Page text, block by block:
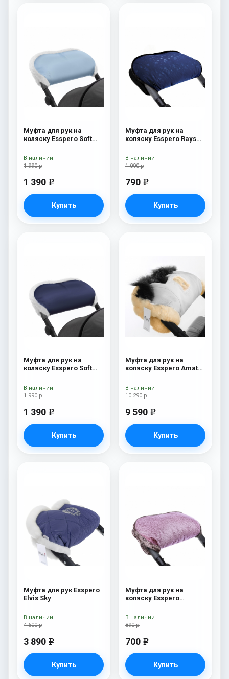
Муфта для рук на
коляску Esspero Soft
1 990 р
1 390 e
Купить
В наличии
Муфта для рук на
коляску Esspero Rays
1 090 р
790 e
Купить
В наличии
Муфта для рук на
коляску Esspero Soft
1 990 р
1 390 e
Купить
В наличии
Муфта для рук на
коляску Esspero Amato
10 290 р
9 590 e
Купить
В наличии
Муфта для рук Esspero
Elvis Sky
4 600 р
3 890 e
Купить
В наличии
Муфта для рук на
коляску Esspero
890 р
700 e
Купить
В наличии